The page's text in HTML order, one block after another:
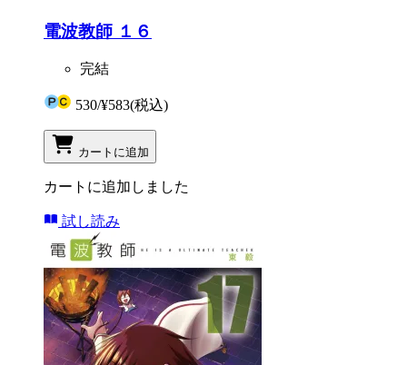
電波教師 １６
完結
530/¥583(税込)
カートに追加
カートに追加しました
試し読み